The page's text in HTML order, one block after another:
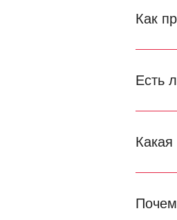
Как
Есть
Какая